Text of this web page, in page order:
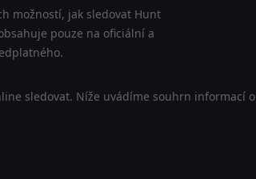
možností, jak sledovat Hunt
pouze na oficiální a
sledovat. Níže uvádíme souhrn informací o